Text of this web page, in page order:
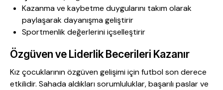
Kazanma ve kaybetme duygularını takım olarak
paylaşarak dayanışma geliştirir
Sportmenlik değerlerini içselleştirir
Özgüven ve Liderlik Becerileri Kazanır
Kız çocuklarının özgüven gelişimi için futbol son derece
etkilidir. Sahada aldıkları sorumluluklar, başarılı paslar ve